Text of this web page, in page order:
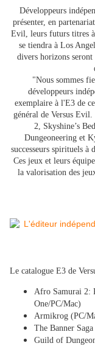
Développeurs
présenter, en
Evil, leurs futurs titres
se tiendra à Los
divers horizons seront
"Nous sommes
développeurs
exemplaire à l'E3 de
général de Versus
2, Skyshine’s
Dungeoneering et
successeurs spirituels à
Ces jeux et leurs
la valorisation des
Le catalogue E3 de
Afro Samurai 2:
One/PC/Mac)
Armikrog (PC/
The Banner
Guild of